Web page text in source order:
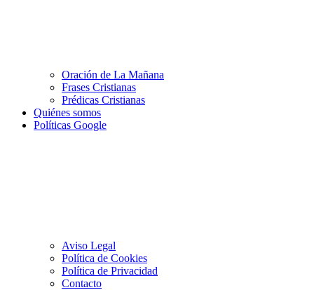
Oración de La Mañana
Frases Cristianas
Prédicas Cristianas
Quiénes somos
Políticas Google
Aviso Legal
Política de Cookies
Política de Privacidad
Contacto